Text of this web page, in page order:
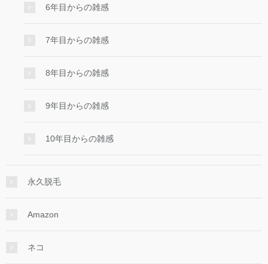
6年目からの雑感
7年目からの雑感
8年目からの雑感
9年目からの雑感
10年目からの雑感
永久脱毛
Amazon
ネコ